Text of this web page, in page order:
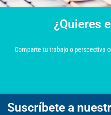
¿Quieres
Comparte tu trabajo o perspectiva
Suscríbete a